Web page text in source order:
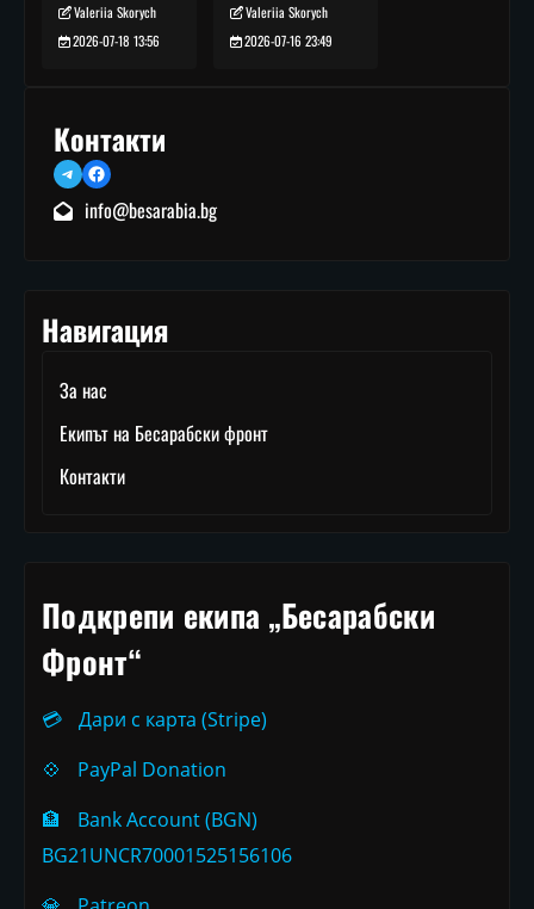
Valeriia Skorych
2026-07-18 13:56
Valeriia Skorych
2026-07-16 23:49
Контакти
TelegramFacebook
info@besarabia.bg
Навигация
За нас
Екипът на Бесарабски фронт
Контакти
Подкрепи екипа „Бесарабски
Фронт“
💳
Дари с карта (Stripe)
💠
PayPal Donation
🏦
Bank Account (BGN)
BG21UNCR70001525156106